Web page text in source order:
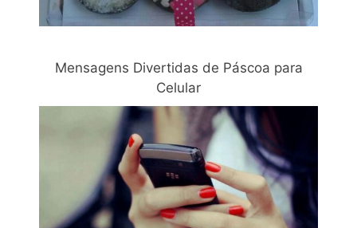
Mensagens Divertidas de Páscoa para
Celular